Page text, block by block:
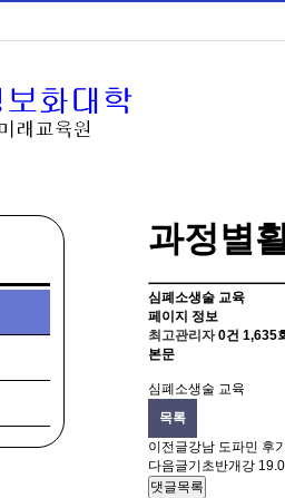
과정별
심폐소생술 교육
페이지 정보
최고관리자 0건 1,635
본문
심폐소생술 교육
목록
이전글강남 도파민 후
다음글기초반개강
댓글목록